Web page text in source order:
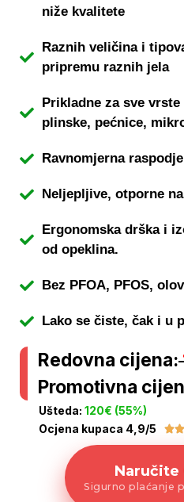
niže kvalitete
Raznih veličina i
pripremu raznih jela
Prikladne za sve
plinske, pećnice,
Ravnomjerna
Neljepljive, otporne
Ergonomska drška i
od opeklina.
Bez PFOA, PFOS,
Lako se čiste, čak i u
Redovna cijena:
Promotivna
Ušteda: 120€ (55%)
Ocjena kupaca 4,9/5

Naručite
Sigurno plaćanje